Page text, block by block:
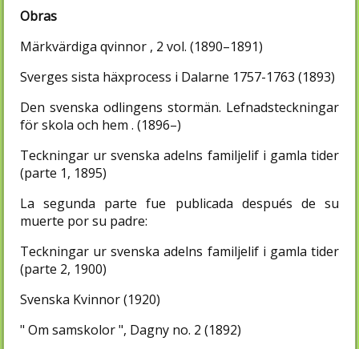
Obras
Märkvärdiga qvinnor , 2 vol. (1890–1891)
Sverges sista häxprocess i Dalarne 1757-1763 (1893)
Den svenska odlingens stormän. Lefnadsteckningar
för skola och hem . (1896–)
Teckningar ur svenska adelns familjelif i gamla tider
(parte 1, 1895)
La segunda parte fue publicada después de su
muerte por su padre:
Teckningar ur svenska adelns familjelif i gamla tider
(parte 2, 1900)
Svenska Kvinnor (1920)
" Om samskolor ", Dagny no. 2 (1892)